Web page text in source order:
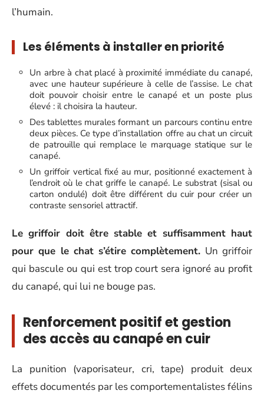
l’humain.
Les éléments à installer en priorité
Un arbre à chat placé à proximité immédiate du canapé,
avec une hauteur supérieure à celle de l’assise. Le chat
doit pouvoir choisir entre le canapé et un poste plus
élevé : il choisira la hauteur.
Des tablettes murales formant un parcours continu entre
deux pièces. Ce type d’installation offre au chat un circuit
de patrouille qui remplace le marquage statique sur le
canapé.
Un griffoir vertical fixé au mur, positionné exactement à
l’endroit où le chat griffe le canapé. Le substrat (sisal ou
carton ondulé) doit être différent du cuir pour créer un
contraste sensoriel attractif.
Le griffoir doit être stable et suffisamment haut
pour que le chat s’étire complètement. Un griffoir
qui bascule ou qui est trop court sera ignoré au profit
du canapé, qui lui ne bouge pas.
Renforcement positif et gestion
des accès au canapé en cuir
La punition (vaporisateur, cri, tape) produit deux
effets documentés par les comportementalistes félins